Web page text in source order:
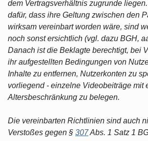
dem Vertragsverhältnis zugrunde
dafür, dass ihre Geltung zwischen den
wirksam vereinbart worden wäre, sind
noch sonst ersichtlich (vgl. dazu BGH,
Danach ist die Beklagte berechtigt, bei
ihr aufgestellten Bedingungen von
Inhalte zu entfernen, Nutzerkonten zu
vorliegend - einzelne Videobeiträge mit
Altersbeschränkung zu belegen.
Die vereinbarten Richtlinien sind auch
Verstoßes gegen § 307Abs. 1 Satz 1